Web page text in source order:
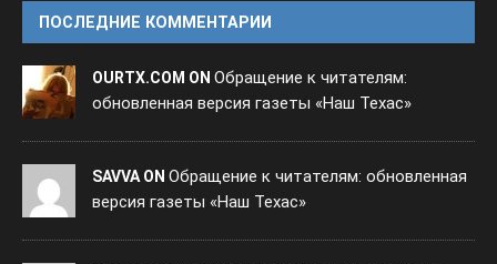
ПОСЛЕДНИЕ КОММЕНТАРИИ
OURTX.COM ON Обращение к читателям:
обновленная версия газеты «Наш Техас»
SAVVA ON Обращение к читателям: обновленная
версия газеты «Наш Техас»